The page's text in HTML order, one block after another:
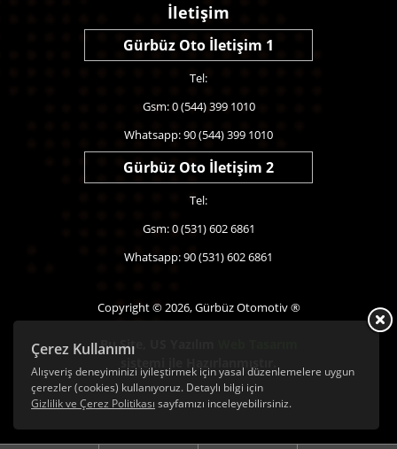
Çerez Kullanımı
Alışveriş deneyiminizi iyileştirmek için yasal düzenlemelere uygun
çerezler (cookies) kullanıyoruz. Detaylı bilgi için
Gizlilik ve Çerez Politikası sayfamızı inceleyebilirsiniz.
İletişim
Gürbüz Oto İletişim 1
Tel:
Gsm: 0 (544) 399 1010
Whatsapp: 90 (544) 399 1010
Gürbüz Oto İletişim 2
Tel:
Gsm: 0 (531) 602 6861
Whatsapp: 90 (531) 602 6861
Copyright © 2026, Gürbüz Otomotiv ®
Bu Site,